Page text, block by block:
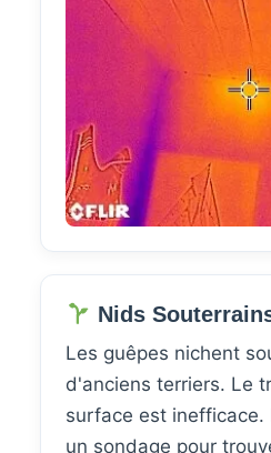
Nids
Les guêpes nichent
d'anciens terriers. Le
surface est inefficace.
un sondage pour